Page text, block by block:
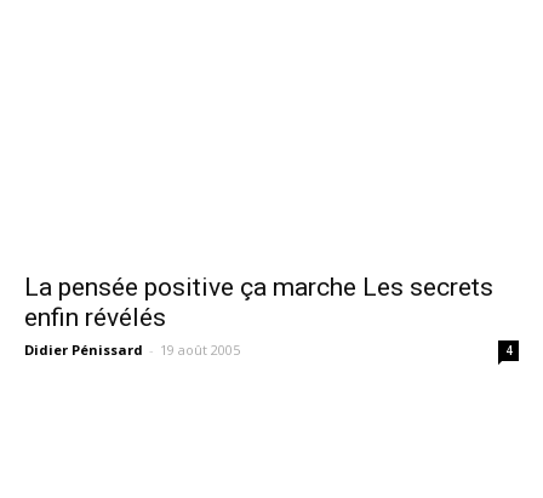
La pensée positive ça marche Les secrets
enfin révélés
Didier Pénissard - 19 août 2005 4